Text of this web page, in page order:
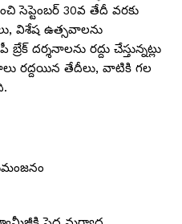
సెప్టెంబర్ 30వ తేదీ వరకు
విశేష ఉత్సవాలను
దర్శనాలను రద్దు చేస్తున్నట్లు
రద్దయిన తేదీలు, వాటికి గల